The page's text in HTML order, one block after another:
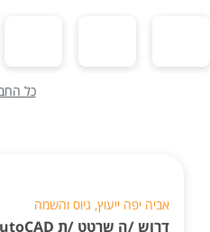
כל
אביה יפה ייעוץ, גיוס והשמה